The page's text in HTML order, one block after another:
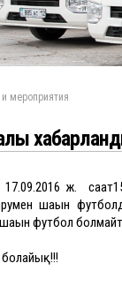
мероприятия
17.09.2016 ж.
шағын
футбол
болайық!!!